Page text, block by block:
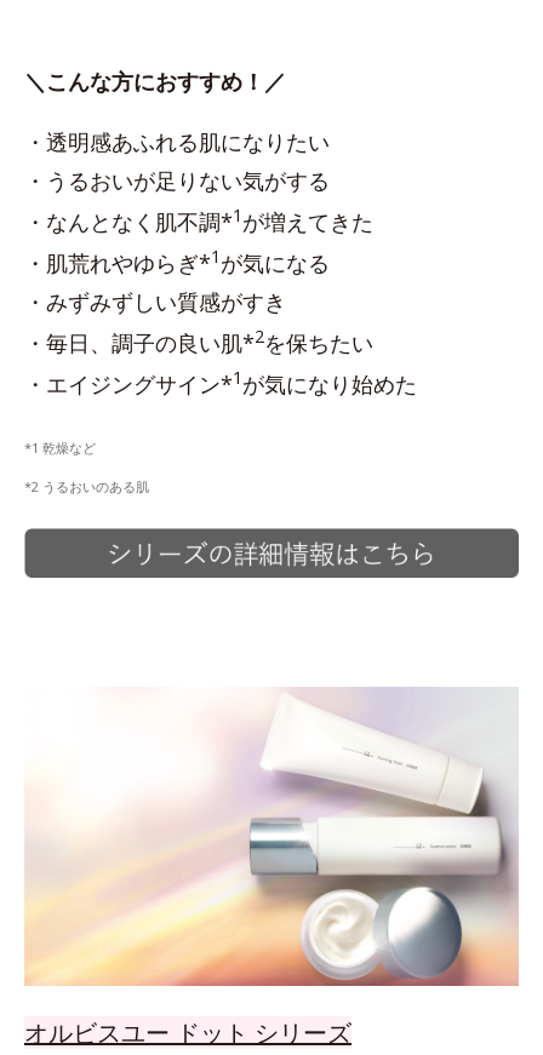
＼こんな方におすすめ！／
・透明感あふれる肌になりたい
・うるおいが足りない気がする
・なんとなく肌不調*1 が増えてきた
・肌荒れやゆらぎ*1 が気になる
・みずみずしい質感がすき
・毎日、調子の良い肌*2を保ちたい
・エイジングサイン*1 が気になり始めた
*1 乾燥など
*2 うるおいのある肌
オルビスユー ドット シリーズ